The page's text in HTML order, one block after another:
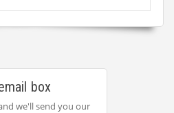
box
we'll send you our